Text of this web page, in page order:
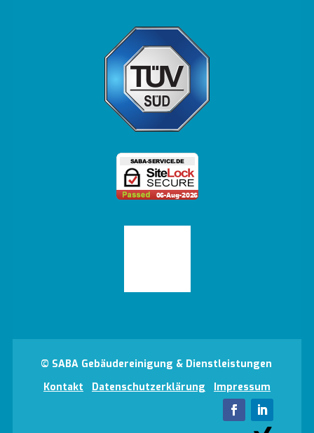
© SABA Gebäudereinigung & Dienstleistungen
Kontakt
Datenschutzerklärung Impressum